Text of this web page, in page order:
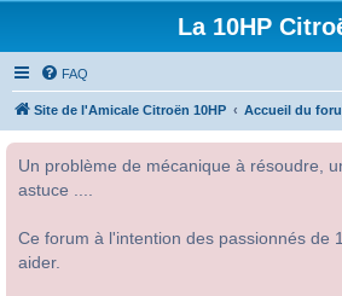
La 10HP
FAQ
Site de l'Amicale Citroën 10HP Accueil du
Un problème de mécanique à résoudre,
astuce ....
Ce forum à l'intention des passionnés de
aider.